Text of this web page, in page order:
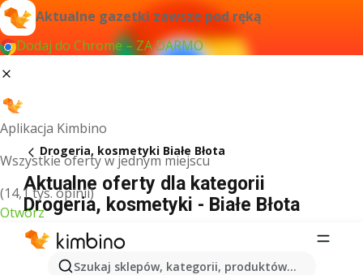
Aktualne gazetki zawsze pod ręką
Dodaj do Chrome – ZA DARMO
Aplikacja Kimbino
Wszystkie oferty w jednym miejscu
(14,1 tys. opinii)
Otwórz
Szukaj sklepów, kategorii, produktów...
Drogeria, kosmetyki Białe Błota
Aktualne oferty dla kategorii
Drogeria, kosmetyki - Białe Błota